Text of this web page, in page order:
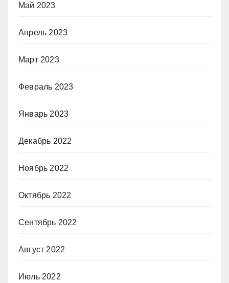
Май 2023
Апрель 2023
Март 2023
Февраль 2023
Январь 2023
Декабрь 2022
Ноябрь 2022
Октябрь 2022
Сентябрь 2022
Август 2022
Июль 2022